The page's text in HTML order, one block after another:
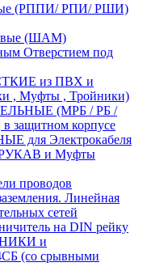
(РППИ/ РПИ/ РШИ)
(ШАМ)
Отверстием под
из ПВХ и
, Муфты , Тройники)
(МРБ / РБ /
защитном корпусе
для Электрокабеля
и Муфты
проводов
Линейная
сетей
на DIN рейку
и
(со срывными